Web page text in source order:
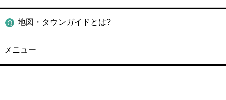
地図・タウンガイドとは?
メニュー